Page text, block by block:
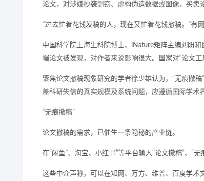
论文，对涉嫌抄袭剽窃、虚构伪造数据或图像、买卖
“过去忙着花钱发稿的人，现在又忙着花钱撤稿。”有网
中国科学院上海生科院博士、iNature矩阵主编刘盼
端论文被发现，对作者来说影响很大。国家对“论文
聚焦论文撤稿现象研究的学者徐少雄认为，“无痕撤
盖科研失信的真实规模及系统问题，应遵循国际学术
“无痕撤稿”
论文撤稿的需求，已催生一条隐秘的产业链。
在“闲鱼”、淘宝、小红书”等平台输入“论文撤稿”、“
这些中介声称，可以在知网、万方、维普、百度学术